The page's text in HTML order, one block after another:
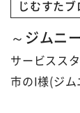
じむすたブ
～ジムニ
サービスス
市のI様(ジ